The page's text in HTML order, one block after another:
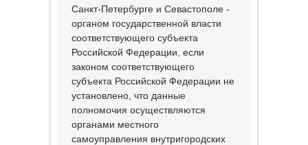
Санкт-Петербурге и Севастополе -
органом государственной власти
соответствующего субъекта
Российской Федерации, если
законом соответствующего
субъекта Российской Федерации не
установлено, что данные
полномочия осуществляются
органами местного
самоуправления внутригородских